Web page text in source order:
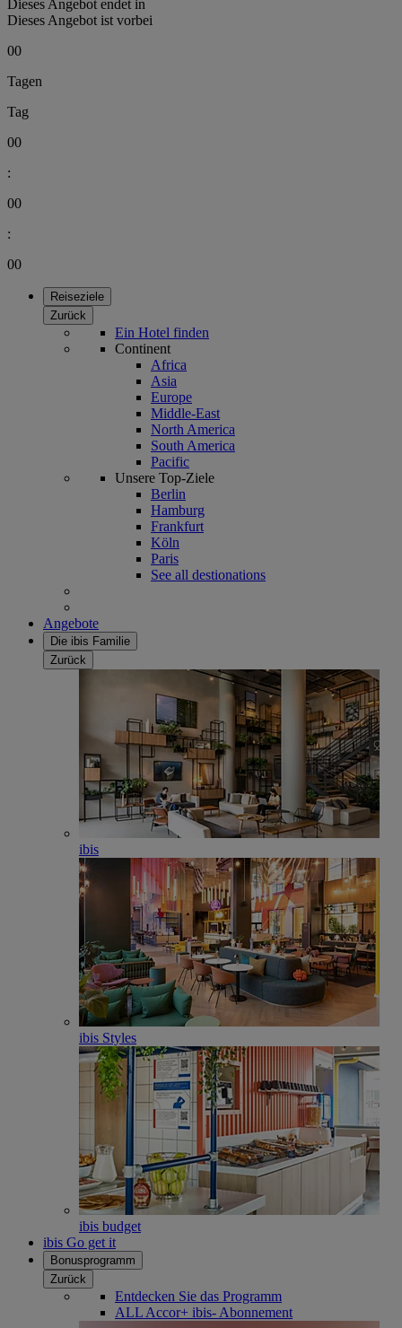
Dieses Angebot endet in
Dieses Angebot ist vorbei
00
Tagen
Tag
00
:
00
:
00
Reiseziele
Zurück
Ein Hotel finden
Continent
Africa
Asia
Europe
Middle-East
North America
South America
Pacific
Unsere Top-Ziele
Berlin
Hamburg
Frankfurt
Köln
Paris
See all destionations
Angebote
Die ibis Familie
Zurück
ibis
ibis Styles
ibis budget
ibis Go get it
Bonusprogramm
Zurück
Entdecken Sie das Programm
ALL Accor+ ibis- Abonnement